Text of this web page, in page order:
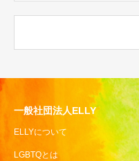
一般社団法人ELLY
ELLYについて
LGBTQとは